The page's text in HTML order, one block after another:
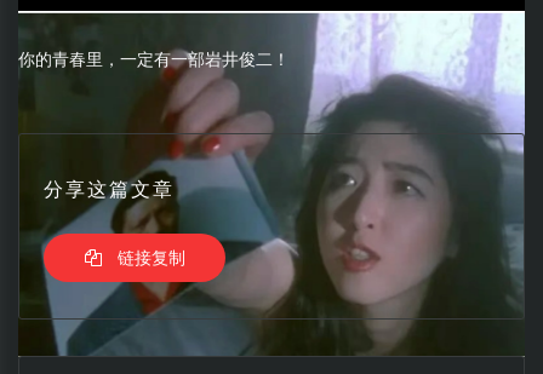
你的青春里，一定有一部岩井俊二！
分享这篇文章
链接复制